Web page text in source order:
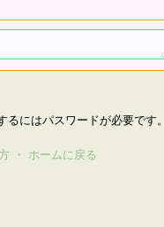
にはパスワードが必要です。
・ ホームに戻る